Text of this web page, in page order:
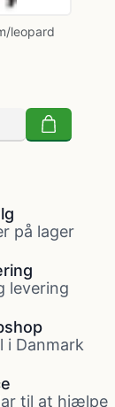
leopard
på lager
levering
i Danmark
til at hjælpe